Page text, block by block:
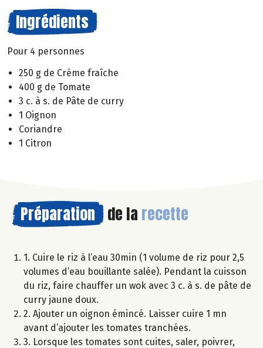
Ingrédients
Pour 4 personnes
250 g de Crème fraîche
400 g de Tomate
3 c. à s. de Pâte de curry
1 Oignon
Coriandre
1 Citron
Préparation de la recette
1. Cuire le riz à l’eau 30min (1 volume de riz pour 2,5
volumes d’eau bouillante salée). Pendant la cuisson
du riz, faire chauffer un wok avec 3 c. à s. de pâte de
curry jaune doux.
2. Ajouter un oignon émincé. Laisser cuire 1 mn
avant d’ajouter les tomates tranchées.
3. Lorsque les tomates sont cuites, saler, poivrer,